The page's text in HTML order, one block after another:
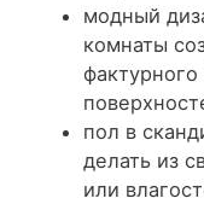
модный
комнаты
пол в
делать из
или